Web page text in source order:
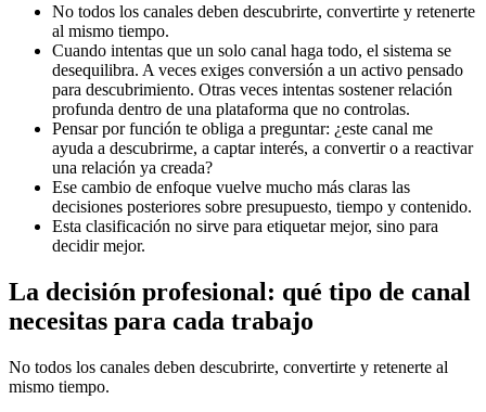
No todos los canales deben descubrirte, convertirte y retenerte
al mismo tiempo.
Cuando intentas que un solo canal haga todo, el sistema se
desequilibra. A veces exiges conversión a un activo pensado
para descubrimiento. Otras veces intentas sostener relación
profunda dentro de una plataforma que no controlas.
Pensar por función te obliga a preguntar: ¿este canal me
ayuda a descubrirme, a captar interés, a convertir o a reactivar
una relación ya creada?
Ese cambio de enfoque vuelve mucho más claras las
decisiones posteriores sobre presupuesto, tiempo y contenido.
Esta clasificación no sirve para etiquetar mejor, sino para
decidir mejor.
La decisión profesional: qué tipo de canal
necesitas para cada trabajo
No todos los canales deben descubrirte, convertirte y retenerte al
mismo tiempo.